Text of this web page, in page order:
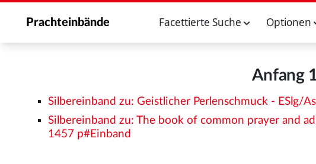
Prachteinbände Facettierte Suche Optionen
Anfang
Silbereinband zu: Geistlicher Perlenschmuck - ESlg/
Silbereinband zu: The book of common prayer and
1457 p#Einband